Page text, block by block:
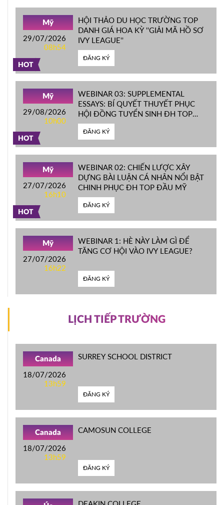
HOT
Mỹ
29/07/2026
08h54
HỘI THẢO DU HỌC TRƯỜNG TOP
DANH GIÁ HOA KỲ ''GIẢI MÃ HỒ SƠ
IVY LEAGUE''
ĐĂNG KÝ
HOT
Mỹ
29/08/2026
10h00
WEBINAR 03: SUPPLEMENTAL
ESSAYS: BÍ QUYẾT THUYẾT PHỤC
HỘI ĐỒNG TUYỂN SINH ĐH TOP
ĐẦU MỸ
ĐĂNG KÝ
HOT
Mỹ
27/07/2026
16h10
WEBINAR 02: CHIẾN LƯỢC XÂY
DỰNG BÀI LUẬN CÁ NHÂN NỔI BẬT
CHINH PHỤC ĐH TOP ĐẦU MỸ
ĐĂNG KÝ
Mỹ
27/07/2026
16h22
WEBINAR 1: HÈ NÀY LÀM GÌ ĐỂ
TĂNG CƠ HỘI VÀO IVY LEAGUE?
ĐĂNG KÝ
LỊCH TIẾP TRƯỜNG
Canada
18/07/2026
13h59
SURREY SCHOOL DISTRICT
ĐĂNG KÝ
Canada
18/07/2026
13h59
CAMOSUN COLLEGE
ĐĂNG KÝ